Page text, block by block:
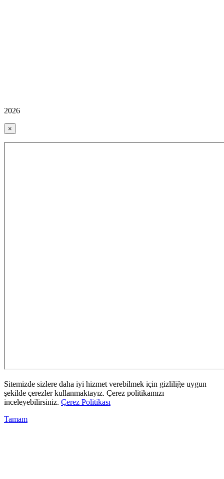
2026
×
Sitemizde sizlere daha iyi hizmet verebilmek için gizliliğe uygun
şekilde çerezler kullanmaktayız. Çerez politikamızı
inceleyebilirsiniz. Çerez Politikası
Tamam